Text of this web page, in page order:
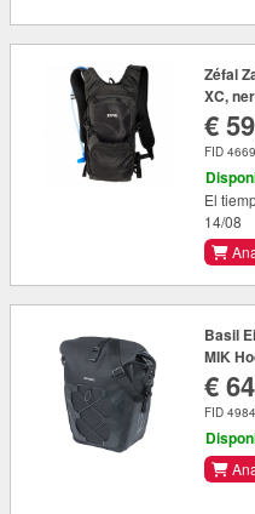
Zéfal
XC,
€
FID
El
14/08
Basil
MIK
€
FID